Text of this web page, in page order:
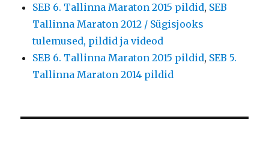
SEB 6. Tallinna Maraton 2015 pildid, SEB
Tallinna Maraton 2012 / Sügisjooks
tulemused, pildid ja videod
SEB 6. Tallinna Maraton 2015 pildid, SEB 5.
Tallinna Maraton 2014 pildid